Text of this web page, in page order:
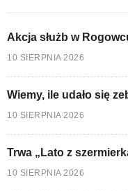
Akcja służb w
10 SIERPNIA 2026
Wiemy, ile udało się
10 SIERPNIA 2026
Trwa „Lato z
10 SIERPNIA 2026